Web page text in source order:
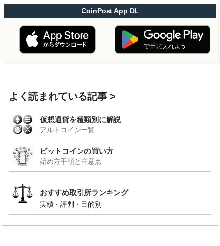
CoinPost App DL
よく読まれている記事
仮想通貨を種類別に解説
アルトコイン一覧
ビットコインの買い方
始め方手順と注意点
おすすめ取引所ランキング
実績・評判・目的別